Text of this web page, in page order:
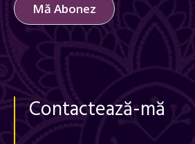
Mă Abonez
Contactează-mă